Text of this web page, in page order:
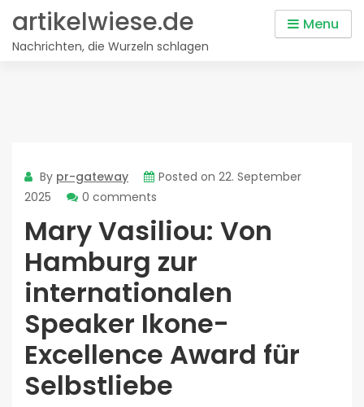
content
artikelwiese.de
Nachrichten, die Wurzeln schlagen
Menu
By pr-gateway Posted on 22. September
2025
0 comments
Mary Vasiliou: Von
Hamburg zur
internationalen
Speaker Ikone-
Excellence Award für
Selbstliebe